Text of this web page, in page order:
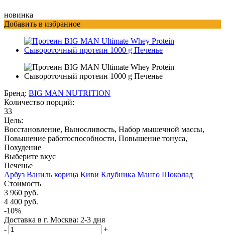
новинка
Добавить в избранное
Бренд: BIG MAN NUTRITION
Количество порций:
33
Цель:
Восстановление, Выносливость, Набор мышечной массы,
Повышение работоспособности, Повышение тонуса,
Похудение
Выберите вкус
Печенье
Арбуз Ваниль корица Киви Клубника Манго Шоколад
Стоимость
3 960 руб.
4 400 руб.
-10%
Доставка в г. Москва: 2-3 дня
-
+